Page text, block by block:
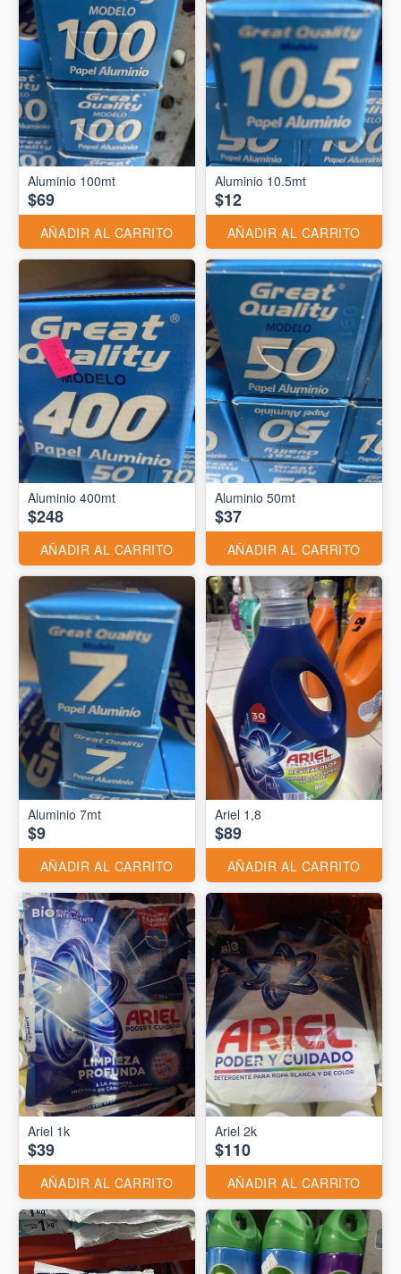
$69
AÑADIR AL CARRITO
Aluminio 10.5mt
$12
AÑADIR AL CARRITO
Aluminio 400mt
$248
AÑADIR AL CARRITO
Aluminio 50mt
$37
AÑADIR AL CARRITO
Aluminio 7mt
$9
AÑADIR AL CARRITO
Ariel 1,8
$89
AÑADIR AL CARRITO
Ariel 1k
$39
AÑADIR AL CARRITO
Ariel 2k
$110
AÑADIR AL CARRITO